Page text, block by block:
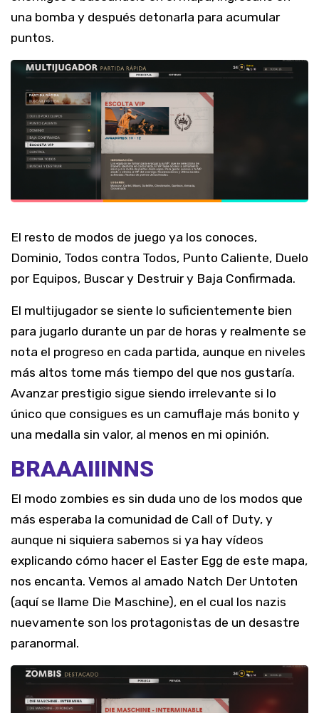
una bomba y después detonarla para acumular
puntos.
El resto de modos de juego ya los conoces,
Dominio, Todos contra Todos, Punto Caliente, Duelo
por Equipos, Buscar y Destruir y Baja Confirmada.
El multijugador se siente lo suficientemente bien
para jugarlo durante un par de horas y realmente se
nota el progreso en cada partida, aunque en niveles
más altos tome más tiempo del que nos gustaría.
Avanzar prestigio sigue siendo irrelevante si lo
único que consigues es un camuflaje más bonito y
una medalla sin valor, al menos en mi opinión.
BRAAAIIINNS
El modo zombies es sin duda uno de los modos que
más esperaba la comunidad de Call of Duty, y
aunque ni siquiera sabemos si ya hay vídeos
explicando cómo hacer el Easter Egg de este mapa,
nos encanta. Vemos al amado Natch Der Untoten
(aquí se llame Die Maschine), en el cual los nazis
nuevamente son los protagonistas de un desastre
paranormal.